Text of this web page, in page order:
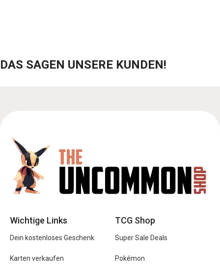
DAS SAGEN UNSERE KUNDEN!
Wichtige Links
Dein kostenloses Geschenk
Karten verkaufen
TCG Shop
Super Sale Deals
Pokémon